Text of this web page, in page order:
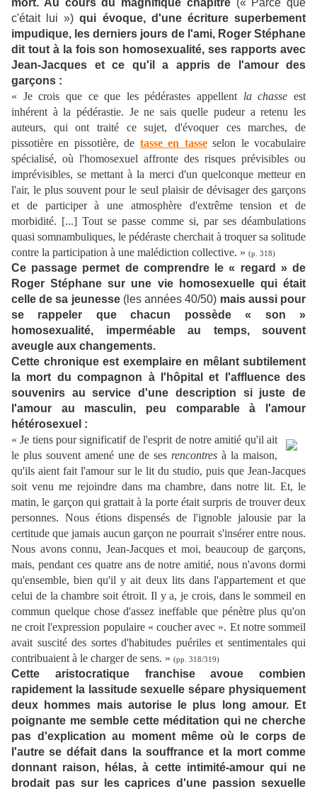
mort. Au cours du magnifique chapitre(« Parce que
c'était lui »)qui évoque, d'une écriture superbement
impudique, les derniers jours de l'ami, Roger Stéphane
dit tout à la fois son homosexualité, ses rapports avec
Jean-Jacques et ce qu'il a appris de l'amour des
garçons :
« Je crois que ce que les pédérastes appellent la chasse est
inhérent à la pédérastie. Je ne sais quelle pudeur a retenu les
auteurs, qui ont traité ce sujet, d'évoquer ces marches, de
pissotière en pissotière, de tasse en tasseselon le vocabulaire
spécialisé, où l'homosexuel affronte des risques prévisibles ou
imprévisibles, se mettant à la merci d'un quelconque metteur en
l'air, le plus souvent pour le seul plaisir de dévisager des garçons
et de participer à une atmosphère d'extrême tension et de
morbidité. [...] Tout se passe comme si, par ses déambulations
quasi somnambuliques, le pédéraste cherchait à troquer sa solitude
contre la participation à une malédiction collective. » (p. 318)
Ce passage permet de comprendre le « regard » de
Roger Stéphane sur une vie homosexuelle qui était
celle de sa jeunesse(les années 40/50) mais aussi pour
se rappeler que chacun possède « son »
homosexualité, imperméable au temps, souvent
aveugle aux changements.
Cette chronique est exemplaire en mêlant subtilement
la mort du compagnon à l'hôpital et l'affluence des
souvenirs au service d'une description si juste de
l'amour au masculin, peu comparable à l'amour
hétérosexuel :
« Je tiens pour significatif de l'esprit de notre amitié qu'il ait
le plus souvent amené une de ses rencontres à la maison,
qu'ils aient fait l'amour sur le lit du studio, puis que Jean-Jacques
soit venu me rejoindre dans ma chambre, dans notre lit. Et, le
matin, le garçon qui grattait à la porte était surpris de trouver deux
personnes. Nous étions dispensés de l'ignoble jalousie par la
certitude que jamais aucun garçon ne pourrait s'insérer entre nous.
Nous avons connu, Jean-Jacques et moi, beaucoup de garçons,
mais, pendant ces quatre ans de notre amitié, nous n'avons dormi
qu'ensemble, bien qu'il y ait deux lits dans l'appartement et que
celui de la chambre soit étroit. Il y a, je crois, dans le sommeil en
commun quelque chose d'assez ineffable que pénètre plus qu'on
ne croit l'expression populaire « coucher avec ». Et notre sommeil
avait suscité des sortes d'habitudes puériles et sentimentales qui
contribuaient à le charger de sens. » (pp. 318/319)
Cette aristocratique franchise avoue combien
rapidement la lassitude sexuelle sépare physiquement
deux hommes mais autorise le plus long amour. Et
poignante me semble cette méditation qui ne cherche
pas d'explication au moment même où le corps de
l'autre se défait dans la souffrance et la mort comme
donnant raison, hélas, à cette intimité-amour qui ne
brodait pas sur les caprices d'une passion sexuelle